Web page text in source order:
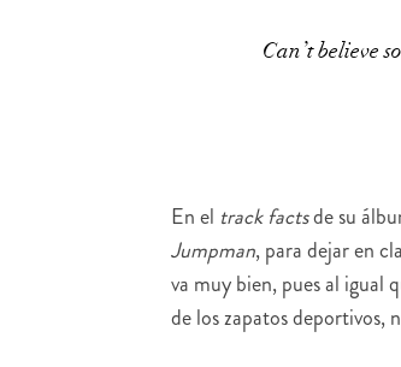
Can’t believe
En el track factsde su
Jumpman, para dejar en
va muy bien, pues al igual
de los zapatos deportivos,